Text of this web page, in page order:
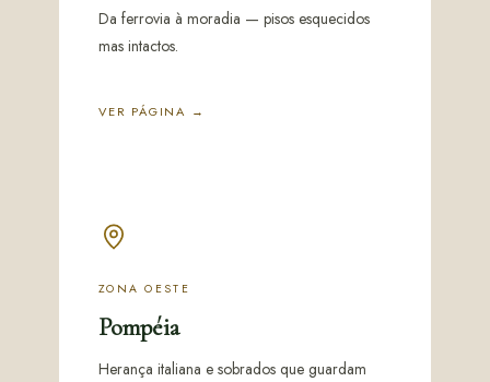
Da ferrovia à moradia — pisos esquecidos
mas intactos.
VER PÁGINA →
ZONA OESTE
Pompéia
Herança italiana e sobrados que guardam